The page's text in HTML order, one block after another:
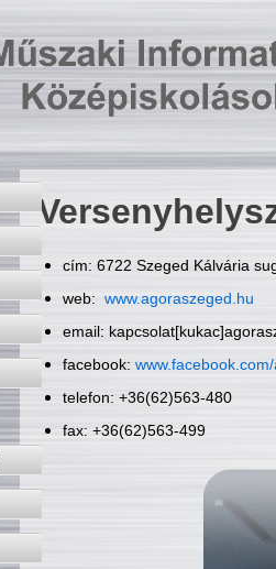
cím: 6722 Szeged Kálvária
web: www.agoraszeged.hu
email:
facebook:
telefon: +36(62)563-480
fax: +36(62)563-499